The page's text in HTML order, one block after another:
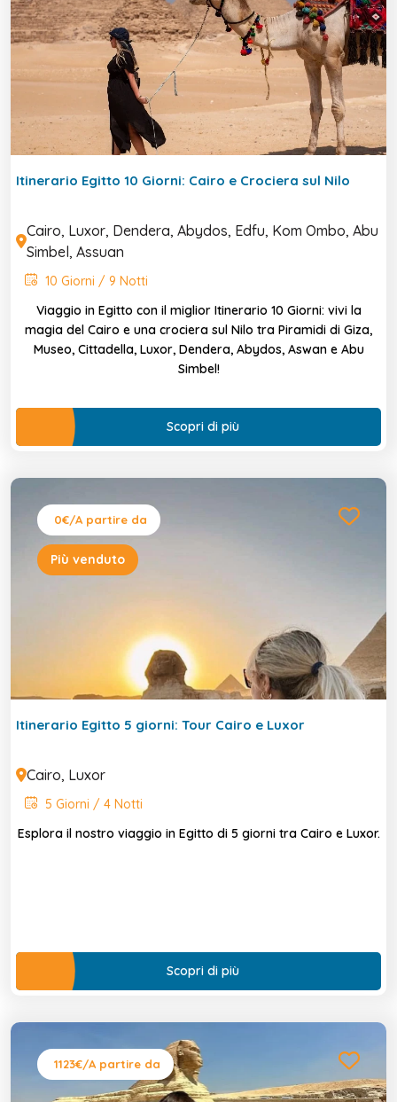
Itinerario Egitto 10 Giorni: Cairo e Crociera sul Nilo
Cairo, Luxor, Dendera, Abydos, Edfu, Kom Ombo, Abu
Simbel, Assuan
10 Giorni / 9 Notti
Viaggio in Egitto con il miglior Itinerario 10 Giorni: vivi la
magia del Cairo e una crociera sul Nilo tra Piramidi di Giza,
Museo, Cittadella, Luxor, Dendera, Abydos, Aswan e Abu
Simbel!
Scopri di più
0€/A partire da
Più venduto
Itinerario Egitto 5 giorni: Tour Cairo e Luxor
Cairo, Luxor
5 Giorni / 4 Notti
Esplora il nostro viaggio in Egitto di 5 giorni tra Cairo e Luxor.
Scopri di più
1123€/A partire da